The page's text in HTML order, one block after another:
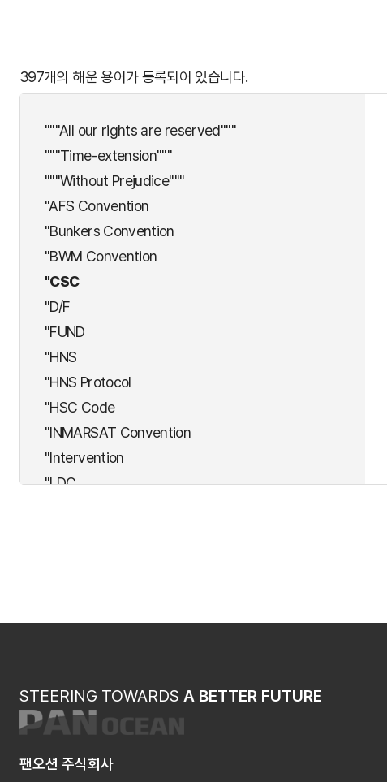
397개의 해운 용어가 등록되어 있습니다.
"""All our rights are reserved"""
"""Time-extension"""
"""Without Prejudice"""
"AFS Convention
"Bunkers Convention
"BWM Convention
"CSC
"D/F
"FUND
"HNS
"HNS Protocol
"HSC Code
"INMARSAT Convention
"Intervention
"LDC
Acceptance
AFS
STEERING TOWARDS A BETTER FUTURE
팬오션 주식회사